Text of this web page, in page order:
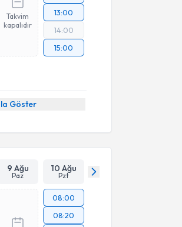
Takvim
kapalıdır
13:00
14:00
15:00
Göster
9 Ağu
Paz
10 Ağu
Pzt
08:00
08:20